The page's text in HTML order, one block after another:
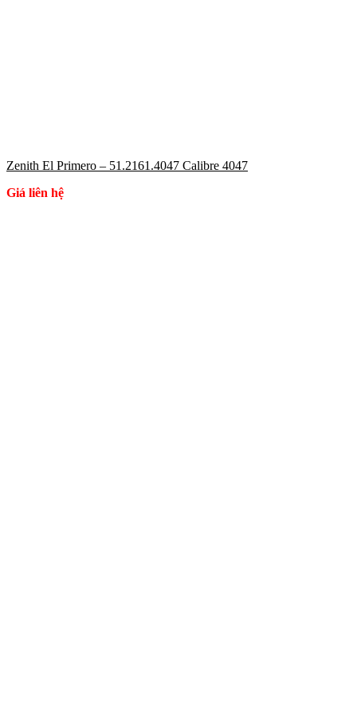
Zenith El Primero – 51.2161.4047 Calibre 4047
Giá liên hệ